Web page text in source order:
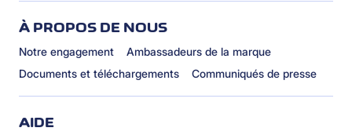
À PROPOS DE NOUS
Notre engagement
Ambassadeurs de la marque
Documents et téléchargements
Communiqués de presse
AIDE